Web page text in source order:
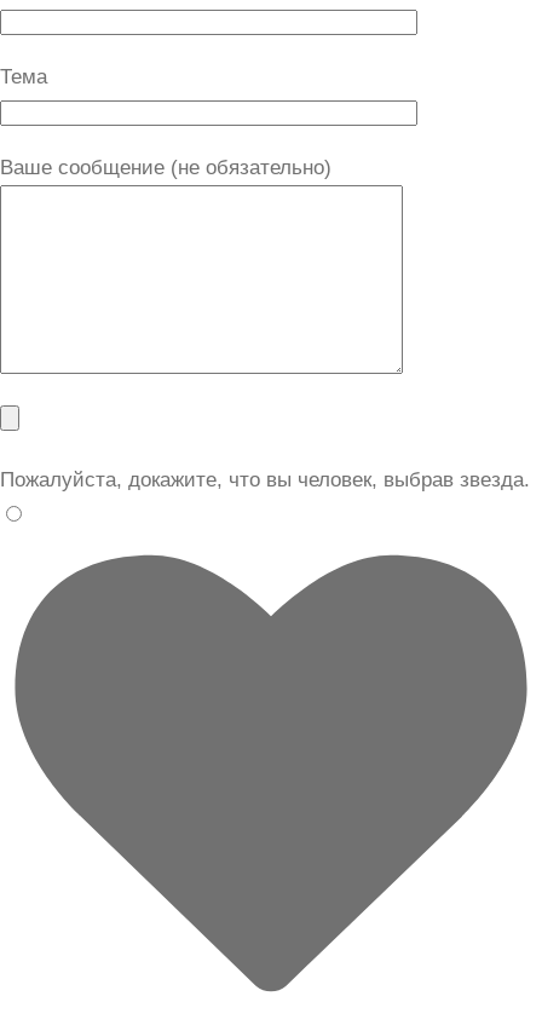
Тема
Ваше сообщение (не обязательно)
Пожалуйста, докажите, что вы человек, выбрав звезда.